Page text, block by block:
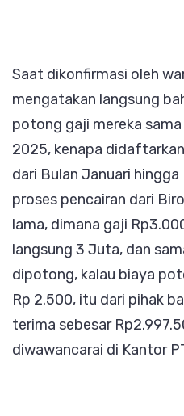
Saat dikonfirmasi oleh
mengatakan langsung
potong gaji mereka
2025, kenapa
dari Bulan Januari
proses pencairan dari
lama, dimana gaji
langsung 3 Juta, dan
dipotong, kalau biaya
Rp 2.500, itu dari pihak
terima sebesar
diwawancarai di Kantor